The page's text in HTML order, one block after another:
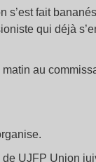
s’est fait
qui déjà
au
UJFP Union